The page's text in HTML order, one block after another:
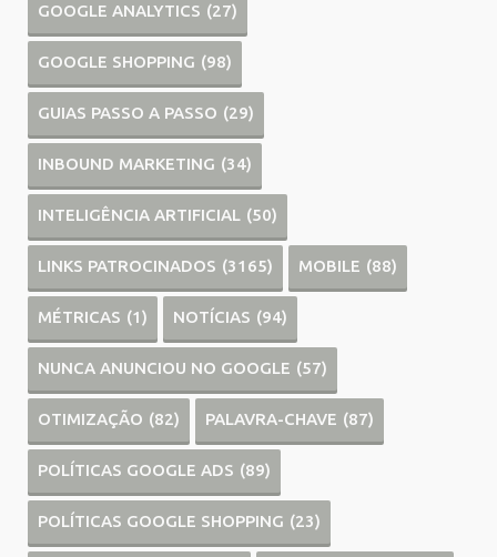
GOOGLE ANALYTICS (27)
GOOGLE SHOPPING (98)
GUIAS PASSO A PASSO (29)
INBOUND MARKETING (34)
INTELIGÊNCIA ARTIFICIAL (50)
LINKS PATROCINADOS (3165) MOBILE (88)
MÉTRICAS (1) NOTÍCIAS (94)
NUNCA ANUNCIOU NO GOOGLE (57)
OTIMIZAÇÃO (82) PALAVRA-CHAVE (87)
POLÍTICAS GOOGLE ADS (89)
POLÍTICAS GOOGLE SHOPPING (23)